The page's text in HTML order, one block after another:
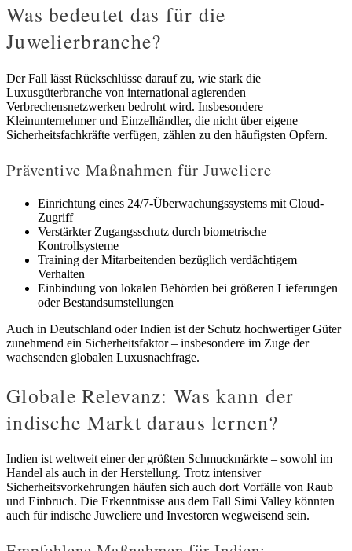
Was bedeutet das für die
Juwelierbranche?
Der Fall lässt Rückschlüsse darauf zu, wie stark die
Luxusgüterbranche von international agierenden
Verbrechensnetzwerken bedroht wird. Insbesondere
Kleinunternehmer und Einzelhändler, die nicht über eigene
Sicherheitsfachkräfte verfügen, zählen zu den häufigsten Opfern.
Präventive Maßnahmen für Juweliere
Einrichtung eines 24/7-Überwachungssystems mit Cloud-
Zugriff
Verstärkter Zugangsschutz durch biometrische
Kontrollsysteme
Training der Mitarbeitenden bezüglich verdächtigem
Verhalten
Einbindung von lokalen Behörden bei größeren Lieferungen
oder Bestandsumstellungen
Auch in Deutschland oder Indien ist der Schutz hochwertiger Güter
zunehmend ein Sicherheitsfaktor – insbesondere im Zuge der
wachsenden globalen Luxusnachfrage.
Globale Relevanz: Was kann der
indische Markt daraus lernen?
Indien ist weltweit einer der größten Schmuckmärkte – sowohl im
Handel als auch in der Herstellung. Trotz intensiver
Sicherheitsvorkehrungen häufen sich auch dort Vorfälle von Raub
und Einbruch. Die Erkenntnisse aus dem Fall Simi Valley könnten
auch für indische Juweliere und Investoren wegweisend sein.